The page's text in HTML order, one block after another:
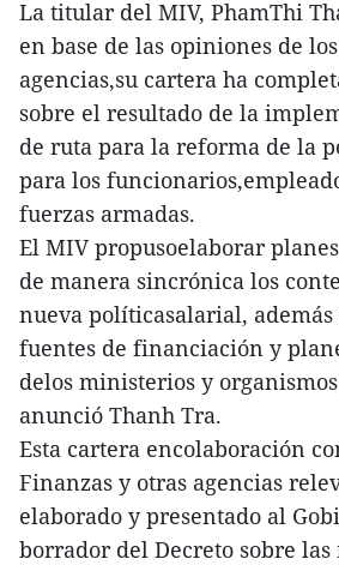
La titular del MIV, PhamThi
en base de las opiniones de
agencias,su cartera ha
sobre el resultado de la
de ruta para la reforma de la
para los
fuerzas armadas.
El MIV propusoelaborar
de manera sincrónica los
nueva políticasalarial,
fuentes de financiación y
delos ministerios y
anunció Thanh Tra.
Esta cartera encolaboración
Finanzas y otras agencias
elaborado y presentado al
borrador del Decreto sobre